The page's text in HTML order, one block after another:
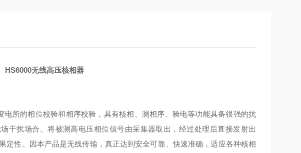
HS6000无线高压核相器
电所的相位校验和相序校验，具有核相、测相序、验电等功能具备很强的抗
干扰场合。将被测高电压相位信号由采集器取出，经过处理后直接发射出
定性。因本产品是无线传输，真正达到安全可靠、快速准确，适应各种核相